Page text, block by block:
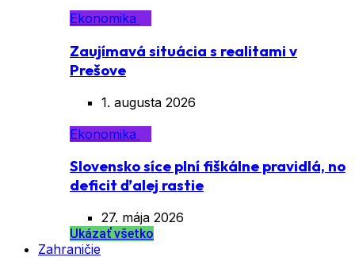
Ekonomika
Zaujímavá situácia s realitami v
Prešove
1. augusta 2026
Ekonomika
Slovensko síce plní fiškálne pravidlá, no
deficit ďalej rastie
27. mája 2026
Ukázať všetko
Zahraničie